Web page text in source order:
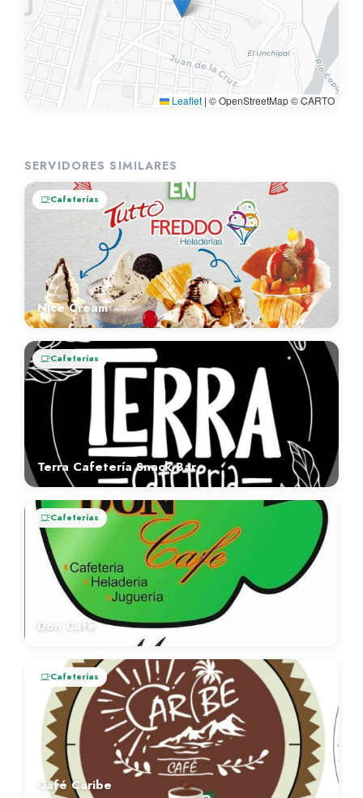
Leaflet | © OpenStreetMap © CARTO
SERVIDORES SIMILARES
Cafeterías
Nice Cream
Cafeterías
Terra Cafetería Snack Bar
Cafeterías
Don Café
Cafeterías
Café Caribe